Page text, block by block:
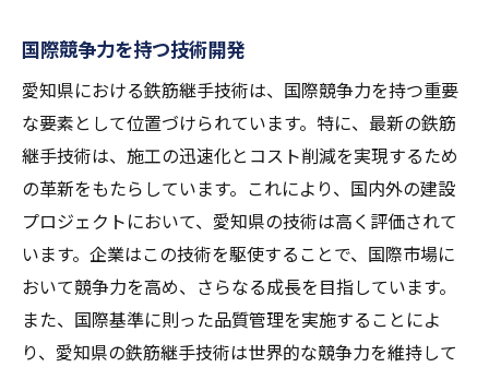
国際競争力を持つ技術開発
愛知県における鉄筋継手技術は、国際競争力を持つ重要
な要素として位置づけられています。特に、最新の鉄筋
継手技術は、施工の迅速化とコスト削減を実現するため
の革新をもたらしています。これにより、国内外の建設
プロジェクトにおいて、愛知県の技術は高く評価されて
います。企業はこの技術を駆使することで、国際市場に
おいて競争力を高め、さらなる成長を目指しています。
また、国際基準に則った品質管理を実施することによ
り、愛知県の鉄筋継手技術は世界的な競争力を維持して